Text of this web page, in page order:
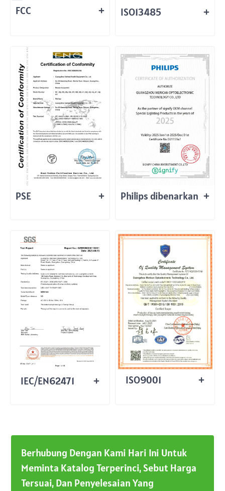
FCC ISO13485
PSE Philips dibenarkan
IEC/EN62471 ISO9001
Berhubung Dengan Kami Hari Ini Untuk
Meminta Katalog Terperinci, Sebut Harga
Tersuai, Dan Penyelesaian Yang